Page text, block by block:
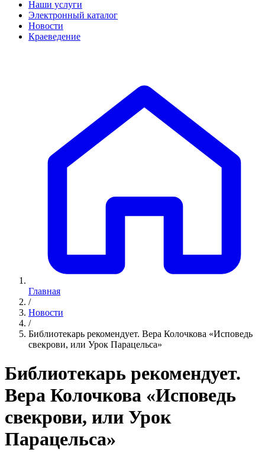
Наши услуги
Электронный каталог
Новости
Краеведение
Главная
/
Новости
/
Библиотекарь рекомендует. Вера Колочкова «Исповедь
свекрови, или Урок Парацельса»
Библиотекарь рекомендует.
Вера Колочкова «Исповедь
свекрови, или Урок
Парацельса»